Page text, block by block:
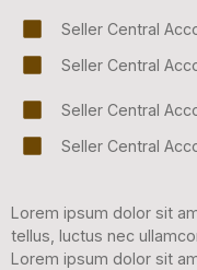
Seller Central
Seller Central
Seller Central
Seller Central
Lorem ipsum dolor sit
tellus, luctus nec
Lorem ipsum dolor sit